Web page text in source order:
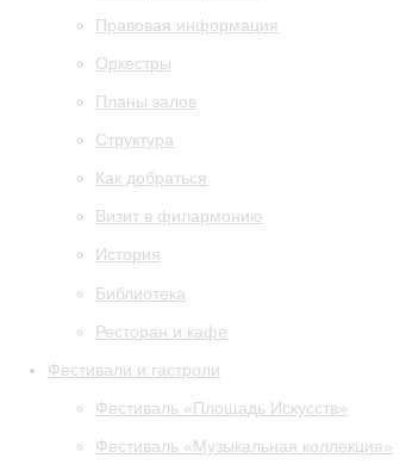
Правовая информация
Оркестры
Планы залов
Структура
Как добраться
Визит в филармонию
История
Библиотека
Ресторан и кафе
Фестивали и гастроли
Фестиваль «Площадь Искусств»
Фестиваль «Музыкальная коллекция»